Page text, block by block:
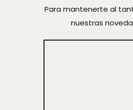
Para mantenerte al
nuestras